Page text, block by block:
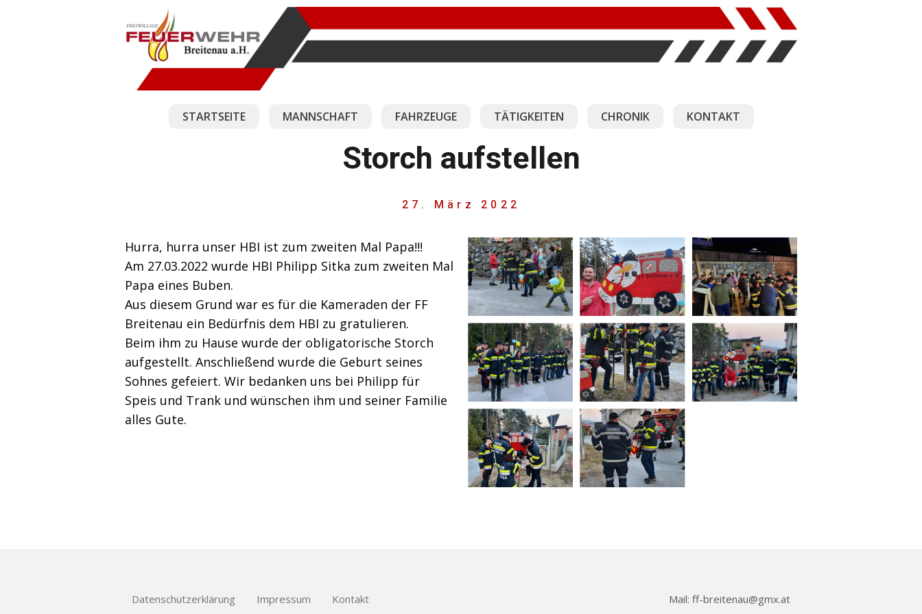
STARTSEITE MANNSCHAFT FAHRZEUGE TÄTIGKEITEN CHRONIK KONTAKT
Storch aufstellen
27. März 2022
Hurra, hurra unser HBI ist zum zweiten Mal Papa!!!
Am 27.03.2022 wurde HBI Philipp Sitka zum zweiten Mal
Papa eines Buben.
Aus diesem Grund war es für die Kameraden der FF
Breitenau ein Bedürfnis dem HBI zu gratulieren.
Beim ihm zu Hause wurde der obligatorische Storch
aufgestellt. Anschließend wurde die Geburt seines
Sohnes gefeiert. Wir bedanken uns bei Philipp für
Speis und Trank und wünschen ihm und seiner Familie
alles Gute.
Datenschutzerklärung Impressum Kontakt Mail: ff-breitenau@gmx.at